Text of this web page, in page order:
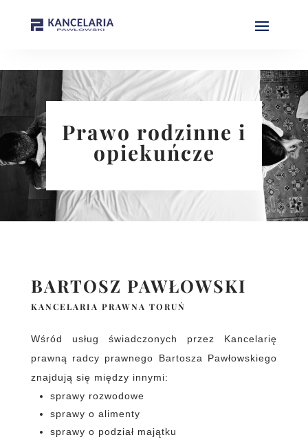
Prawo rodzinne i
opiekuńcze
BARTOSZ PAWŁOWSKI
KANCELARIA PRAWNA TORUŃ
Wśród usług świadczonych przez Kancelarię
prawną radcy prawnego Bartosza Pawłowskiego
znajdują się między innymi:
sprawy rozwodowe
sprawy o alimenty
sprawy o podział majątku